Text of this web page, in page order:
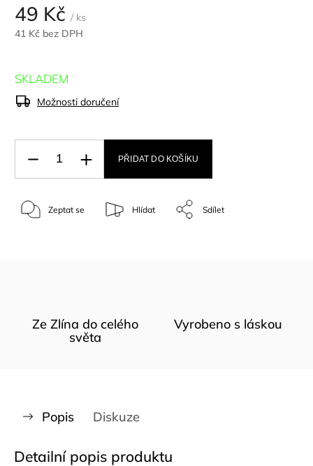
49 Kč / ks
41 Kč bez DPH
SKLADEM
Možnosti doručení
PŘIDAT DO KOŠÍKU
Zeptat se Hlídat Sdílet
Ze Zlína do celého
světa
Vyrobeno s láskou
Popis Diskuze
Detailní popis produktu